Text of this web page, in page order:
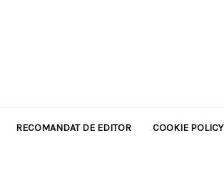
RECOMANDAT DE EDITOR COOKIE POLICY